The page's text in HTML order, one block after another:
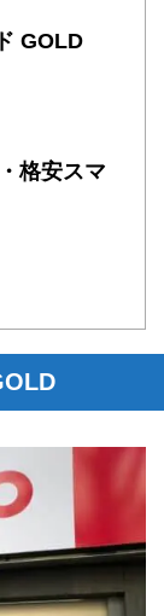
GOLD
格安スマ